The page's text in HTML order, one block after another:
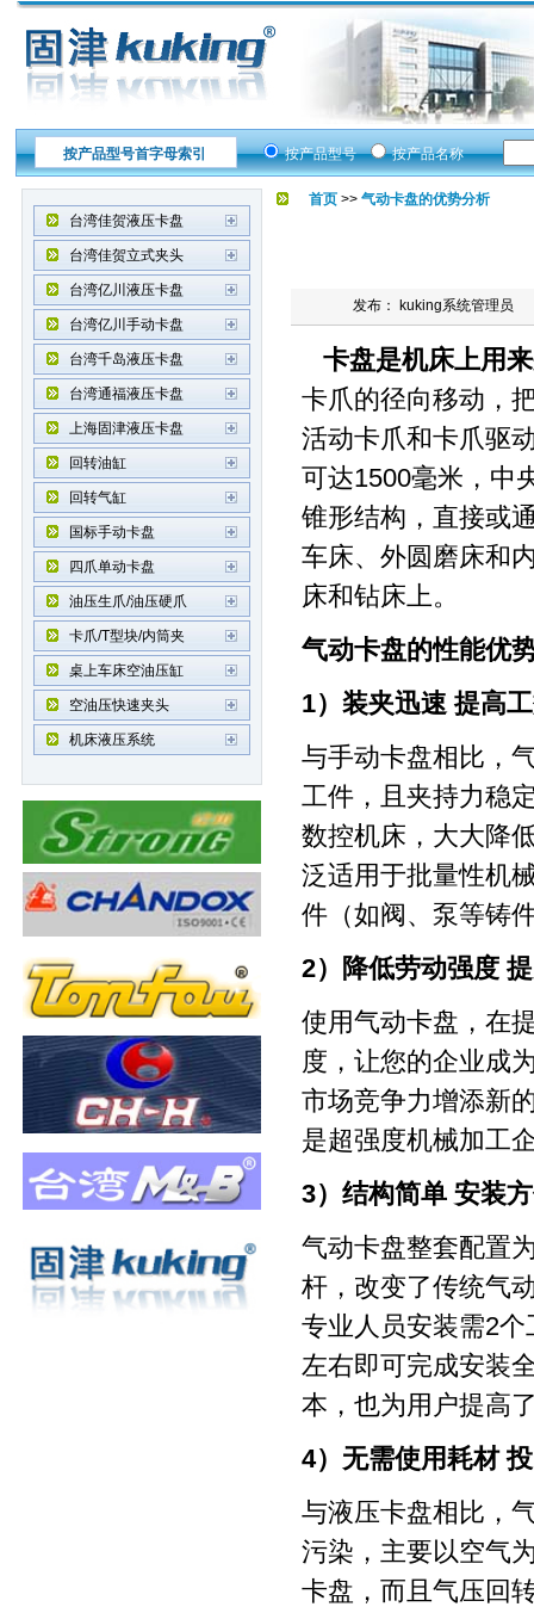
按产品型号首字母索引 按产品型号 按产品名称
台湾佳贺液压卡盘
台湾佳贺立式夹头
台湾亿川液压卡盘
台湾亿川手动卡盘
台湾千岛液压卡盘
台湾通福液压卡盘
上海固津液压卡盘
回转油缸
回转气缸
国标手动卡盘
四爪单动卡盘
油压生爪/油压硬爪
卡爪/T型块/内筒夹
桌上车床空油压缸
空油压快速夹头
机床液压系统
首页 >>气动卡盘的优势分析
发布： kuking系统管理员
卡盘是机床上用
卡爪的径向移动，
活动卡爪和卡爪驱
可达1500毫米，中
锥形结构，直接或
车床、外圆磨床和
床和钻床上。
气动卡盘的性能优
1）装夹迅速 提高
与手动卡盘相比，
工件，且夹持力稳
数控机床，大大降
泛适用于批量性机
件（如阀、泵等铸
2）降低劳动强度
使用气动卡盘，在
度，让您的企业成
市场竞争力增添新
是超强度机械加工
3）结构简单 安装
气动卡盘整套配置
杆，改变了传统气
专业人员安装需2
左右即可完成安装
本，也为用户提高
4）无需使用耗材
与液压卡盘相比，
污染，主要以空气
卡盘，而且气压回